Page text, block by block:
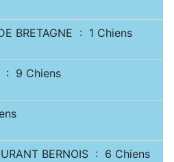
BRETAGNE : 1 Chiens
: 9 Chiens
BERNOIS : 6 Chiens